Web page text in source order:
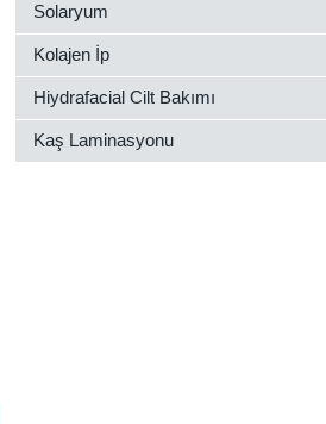
Solaryum
Kolajen İp
Hiydrafacial Cilt Bakımı
Kaş Laminasyonu